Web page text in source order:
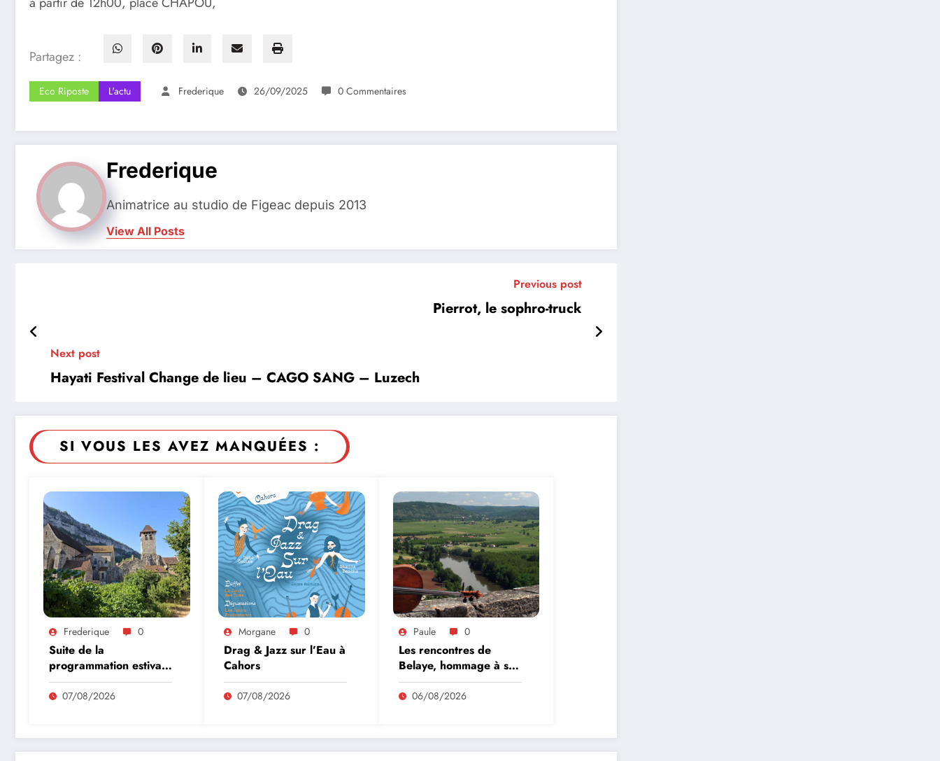
Partagez :
Eco Riposte L'actu Frederique 26/09/2025 0 Commentaires
Frederique
Animatrice au studio de Figeac depuis 2013
View All Posts
Previous post
Pierrot, le sophro-truck
Next post
Hayati Festival Change de lieu – CAGO SANG – Luzech
SI VOUS LES AVEZ MANQUÉES :
Frederique 0
Suite de la
programmation estivale
des amis de l’abbaye
de Marcilhac sur Célé
07/08/2026
Morgane 0
Drag & Jazz sur l’Eau à
Cahors
07/08/2026
Paule 0
Les rencontres de
Belaye, hommage à son
fondateur, Roland
Pidoux, violoncelliste, le
06/08/2026